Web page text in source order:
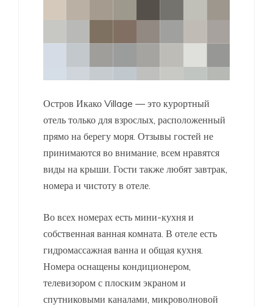
Остров Икако Village — это курортный
отель только для взрослых, расположенный
прямо на берегу моря. Отзывы гостей не
принимаются во внимание, всем нравятся
виды на крыши. Гости также любят завтрак,
номера и чистоту в отеле.
Во всех номерах есть мини-кухня и
собственная ванная комната. В отеле есть
гидромассажная ванна и общая кухня.
Номера оснащены кондиционером,
телевизором с плоским экраном и
спутниковыми каналами, микроволновой